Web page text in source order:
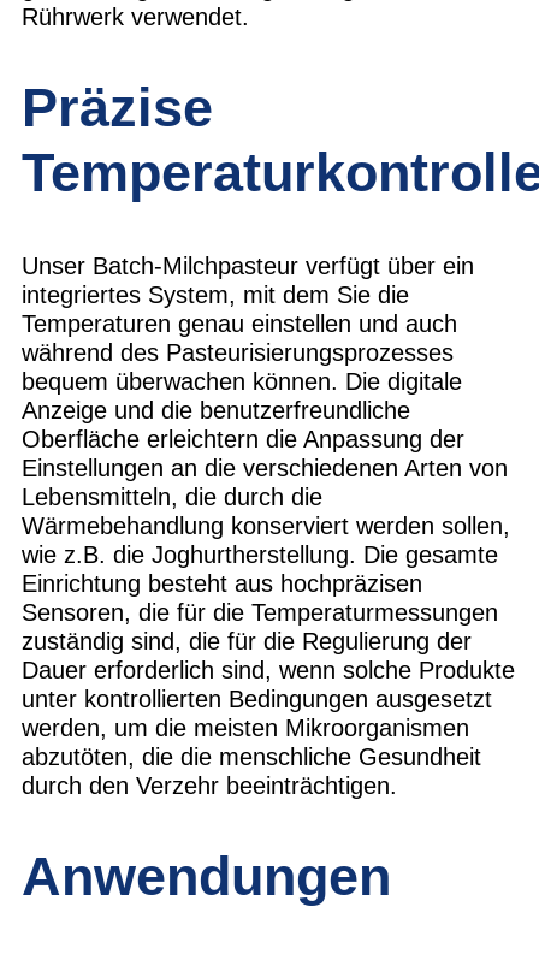
Rührwerk verwendet.
Präzise
Unser Batch-Milchpasteur verfügt über ein
integriertes System, mit dem Sie die
Temperaturen genau einstellen und auch
während des Pasteurisierungsprozesses
bequem überwachen können. Die digitale
Anzeige und die benutzerfreundliche
Oberfläche erleichtern die Anpassung der
Einstellungen an die verschiedenen Arten von
Lebensmitteln, die durch die
Wärmebehandlung konserviert werden sollen,
wie z.B. die Joghurtherstellung. Die gesamte
Einrichtung besteht aus hochpräzisen
Sensoren, die für die Temperaturmessungen
zuständig sind, die für die Regulierung der
Dauer erforderlich sind, wenn solche Produkte
unter kontrollierten Bedingungen ausgesetzt
werden, um die meisten Mikroorganismen
abzutöten, die die menschliche Gesundheit
durch den Verzehr beeinträchtigen.
Anwendungen